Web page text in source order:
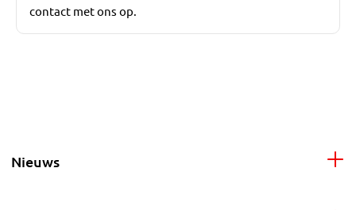
contact met ons op.
Nieuws